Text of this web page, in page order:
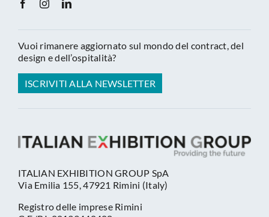
Vuoi rimanere aggiornato sul mondo del contract, del
design e dell’ospitalità?
ISCRIVITI ALLA NEWSLETTER
ITALIAN EXHIBITION GROUP SpA
Via Emilia 155, 47921 Rimini (Italy)
Registro delle imprese Rimini